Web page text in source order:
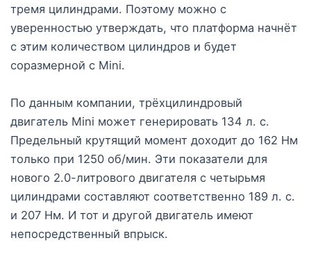
тремя цилиндрами. Поэтому можно с
уверенностью утверждать, что платформа начнёт
с этим количеством цилиндров и будет
соразмерной с Mini.
По данным компании, трёхцилиндровый
двигатель Mini может генерировать 134 л. с.
Предельный крутящий момент доходит до 162 Нм
только при 1250 об/мин. Эти показатели для
нового 2.0-литрового двигателя с четырьмя
цилиндрами составляют соответственно 189 л. с.
и 207 Нм. И тот и другой двигатель имеют
непосредственный впрыск.